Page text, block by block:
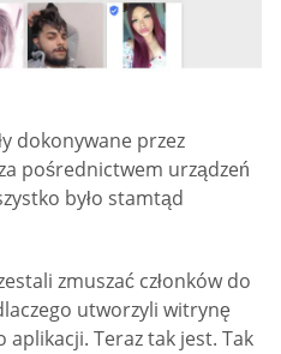
dokonywane przez
pośrednictwem urządzeń
było stamtąd
zmuszać członków do
utworzyli witrynę
Teraz tak jest. Tak